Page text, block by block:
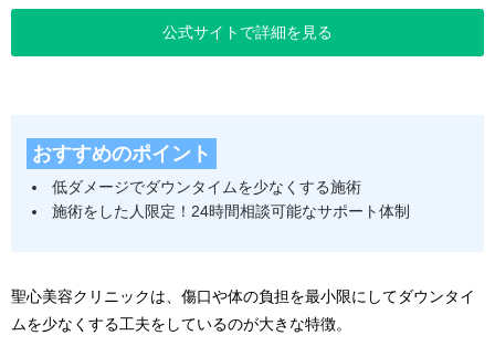
公式サイトで詳細を見る
おすすめのポイント
低ダメージでダウンタイムを少なくする施術
施術をした人限定！24時間相談可能なサポート体制
聖心美容クリニックは、傷口や体の負担を最小限にしてダウンタイ
ムを少なくする工夫をしているのが大きな特徴。